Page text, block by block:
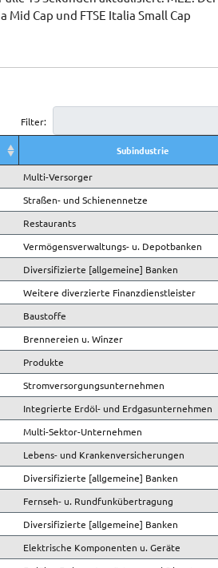
Cap und FTSE Italia Small Cap
Filter:
Subindustrie
Multi-Versorger
Straßen- und Schienennetze
Restaurants
Vermögensverwaltungs- u. Depotbanken
Diversifizierte [allgemeine] Banken
Weitere diverzierte Finanzdienstleister
Baustoffe
Brennereien u. Winzer
Produkte
Stromversorgungsunternehmen
Integrierte Erdöl- und Erdgasunternehmen
Multi-Sektor-Unternehmen
Lebens- und Krankenversicherungen
Diversifizierte [allgemeine] Banken
Fernseh- u. Rundfunkübertragung
Diversifizierte [allgemeine] Banken
Elektrische Komponenten u. Geräte